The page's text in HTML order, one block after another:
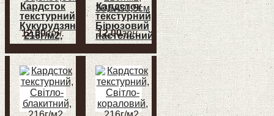
Кардсток
текстурний,
Кукурудзяний,
216г/м2,
30,5х30,5см
12,00грн.
Кардсток
текстурний,
Бірюзовий
пастельний,
216г/м2,
30,5х30,5см
12,00грн.